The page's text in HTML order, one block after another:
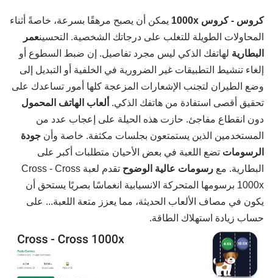
كروس - كروس 1000x
يمكن أن يصبح مرهقًا بسرعة، خاصةً أثناء
المحاولات الطويلة للتغلب على درجاتك الشخصية. التحسينعمر
البطارية لهاتفك الذكي ليس مجرد تفاصيل. إن ضبط السطوع أو
إلغاء تنشيط التطبيقات غير الضرورية في الخلفية أو التبديل إلى
وضع الطيران لتجنب الإشعارات المزعجة كلها أمور تساعدك على
تحقيق أقصى استفادة من هاتفك الذكي. ألعاب الهاتف المحمول
دون انقطاع مفاجئ. حازت هذه الحيلة على إعجاب عدد من
المستخدمين الذين يستمتعون بجلسات مكثفة. خاصة وأن جودة
الرسومات تضع اللعبة في بعض الأحيان متطلبات أكبر على
البطارية. مع رسومات عالية الوضوح
تقدم لعبة Cross - Cross
1000x برسومها المتحركة الانسيابية انغماسًا بصريًا يستحق أن
يكون في مصاف الألعاب الحديثة، مما يعزز متعة اللعبة... على
حساب زيادة استهلاك الطاقة.